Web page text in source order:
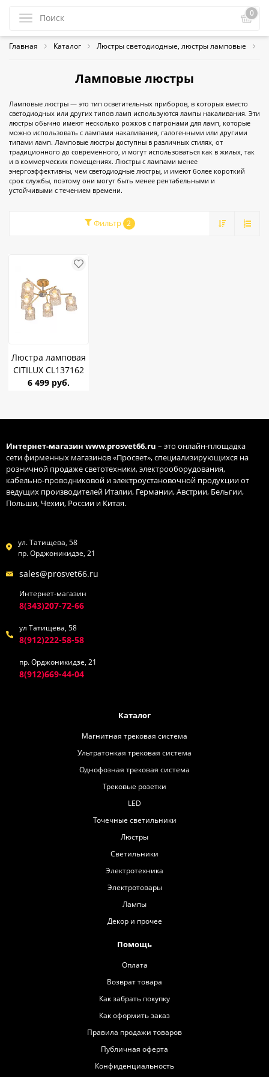
0
Главная Каталог Люстры светодиодные, люстры ламповые
Ламповые люстры
Ламповые люстры — это тип осветительных приборов, в которых вместо
светодиодных или других типов ламп используются лампы накаливания. Эти
люстры обычно имеют несколько рожков с патронами для ламп, которые
можно использовать с лампами накаливания, галогенными или другими
типами ламп. Ламповые люстры доступны в различных стилях, от
традиционного до современного, и могут использоваться как в жилых, так
и в коммерческих помещениях. Люстры с лампами менее
энергоэффективны, чем светодиодные люстры, и имеют более короткий
срок службы, поэтому они могут быть менее рентабельными и
устойчивыми с течением времени.
Фильтр 2
Люстра ламповая
CITILUX CL137162
Клод Золото E27
6 499 руб.
Интернет-магазин www.prosvet66.ru – это онлайн-площадка
сети фирменных магазинов «Просвет», специализирующихся на
розничной продаже светотехники, электрооборудования,
кабельно-проводниковой и электроустановочной продукции от
ведущих производителей Италии, Германии, Австрии, Бельгии,
Польши, Чехии, России и Китая.
ул. Татищева, 58
пр. Орджоникидзе, 21
sales@prosvet66.ru
Интернет-магазин
8(343)207-72-66
ул Татищева, 58
8(912)222-58-58
пр. Орджоникидзе, 21
8(912)669-44-04
Каталог
Магнитная трековая система
Ультратонкая трековая система
Однофозная трековая система
Трековые розетки
LED
Точечные светильники
Люстры
Светильники
Электротехника
Электротовары
Лампы
Декор и прочее
Помощь
Оплата
Возврат товара
Как забрать покупку
Как оформить заказ
Правила продажи товаров
Публичная оферта
Конфиденциальность